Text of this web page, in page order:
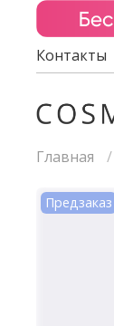
Контакты
Главная
Предзаказ